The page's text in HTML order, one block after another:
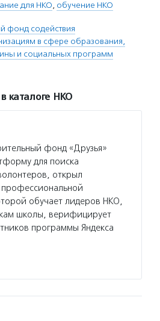
для НКО, обучение НКО
фонд содействия
в сфере образования,
и социальных программ
каталоге НКО
фонд «Друзья»
для поиска
открыл
обучает лидеров НКО,
школы, верифицирует
программы Яндекса